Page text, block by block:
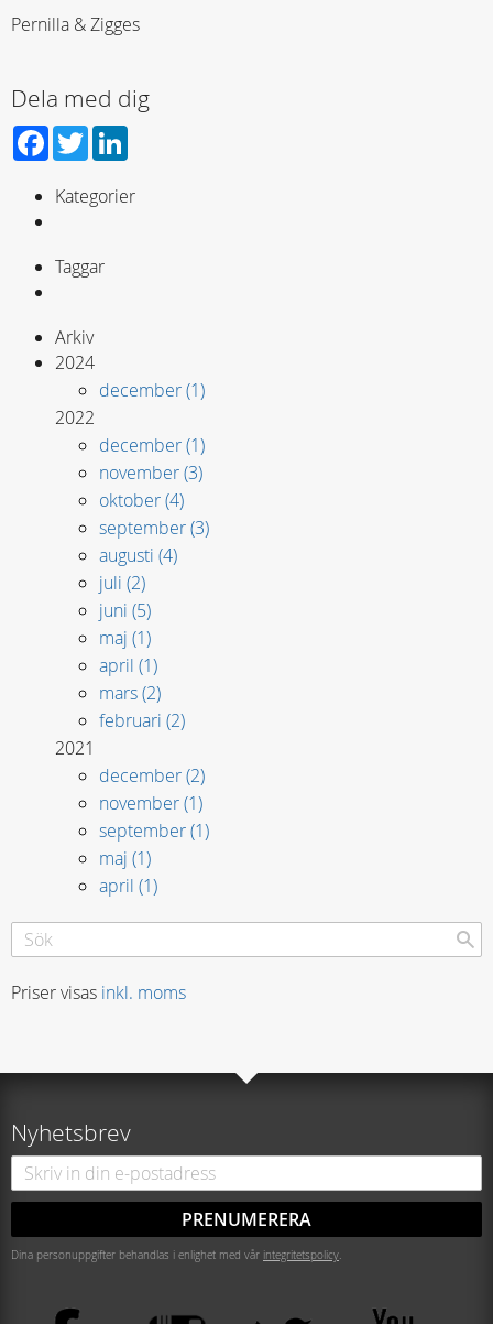
Pernilla & Zigges
Dela med dig
Facebook
Twitter
Kategorier
Taggar
Arkiv
2024
december (1)
2022
december (1)
november (3)
oktober (4)
september (3)
augusti (4)
juli (2)
juni (5)
maj (1)
april (1)
mars (2)
februari (2)
2021
december (2)
november (1)
september (1)
maj (1)
april (1)
Priser visas inkl. moms
Nyhetsbrev
PRENUMERERA
Dina personuppgifter behandlas i enlighet med vår integritetspolicy.